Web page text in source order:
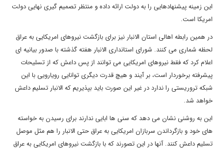
این زمینه پیشنهادهایی را به دولت ارائه داده و منتظر تصمیم گیری نهایی دولت
امریکا است.
در همین رابطه اهالی استان الانبار نیز برای بازگشت نیروهای امریکایی به عراق
لحظه شماری می کنند. شورای استانداری الانبار هفته گذشته با صدور بیانیه ای
اعلام کرد که فقط نیروهای امریکایی می توانند از پس داعش که از تسلیحات
پیشرفته برخوردار است، بر آیند و هیچ قدرت دیگری توانایی رویارویی با این
شبکه تروریستی را ندارد در غیر این صورت باید بپذیریم که الانبار تسلیم داعش
خواهد شد.
این به روشنی نشان می دهد که سنی ها ابایی ندارند برای رسیدن به خواسته
های خود و بازگرداندن سربازان امریکایی به عراق حتی الانبار را هم مثل موصل
تسلیم داعش کنند. آنها در این تصورند که با بازگشت نیروهای امریکایی به عراق